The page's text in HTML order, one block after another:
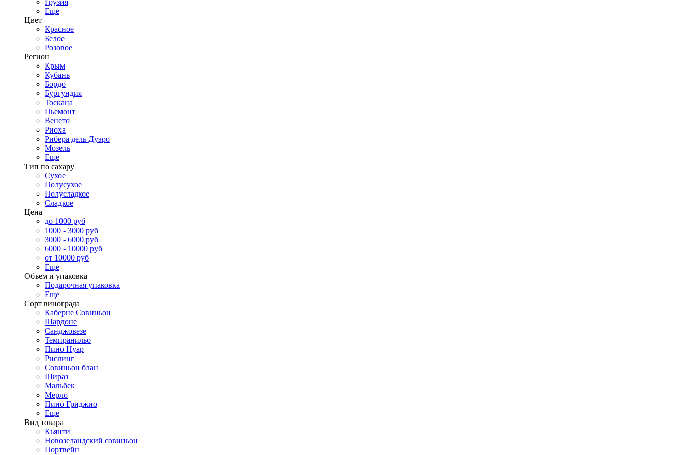
Грузия
Еще
Цвет
Красное
Белое
Розовое
Регион
Крым
Кубань
Бордо
Бургундия
Тоскана
Пьемонт
Венето
Риоха
Рибера дель Дуэро
Мозель
Еще
Тип по сахару
Сухое
Полусухое
Полусладкое
Сладкое
Цена
до 1000 руб
1000 - 3000 руб
3000 - 6000 руб
6000 - 10000 руб
от 10000 руб
Еще
Объем и упаковка
Подарочная упаковка
Еще
Сорт винограда
Каберне Совиньон
Шардоне
Санджовезе
Темпранильо
Пино Нуар
Рислинг
Совиньон блан
Шираз
Мальбек
Мерло
Пино Гриджио
Еще
Вид товара
Кьянти
Новозеландский совиньон
Портвейн